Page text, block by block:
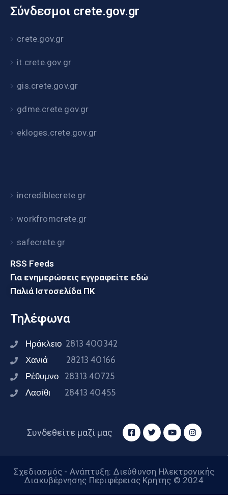
Σύνδεσμοι crete.gov.gr
crete.gov.gr
it.crete.gov.gr
gis.crete.gov.gr
gdme.crete.gov.gr
ekloges.crete.gov.gr
incrediblecrete.gr
workfromcrete.gr
safecrete.gr
RSS Feeds
Για ενημερώσεις εγγραφείτε εδώ
Παλιά Ιστοσελίδα ΠΚ
Τηλέφωνα
Ηράκλειο 2813 400342
Χανιά 28213 40166
Ρέθυμνο 28313 40725
Λασίθι 28413 40455
Συνδεθείτε μαζί μας
Σχεδιασμός - Ανάπτυξη: Διεύθυνση Ηλεκτρονικής
Διακυβέρνησης Περιφέρειας Κρήτης © 2024